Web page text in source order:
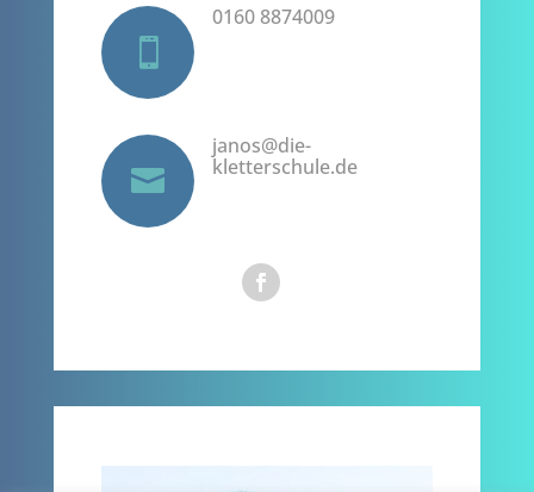

0160 8874009

janos@die-
kletterschule.de